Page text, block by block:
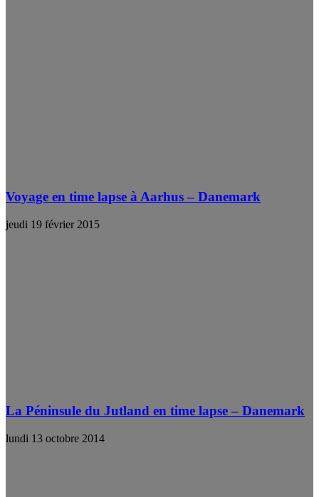
Voyage en time lapse à Aarhus – Danemark
jeudi 19 février 2015
La Péninsule du Jutland en time lapse – Danemark
lundi 13 octobre 2014